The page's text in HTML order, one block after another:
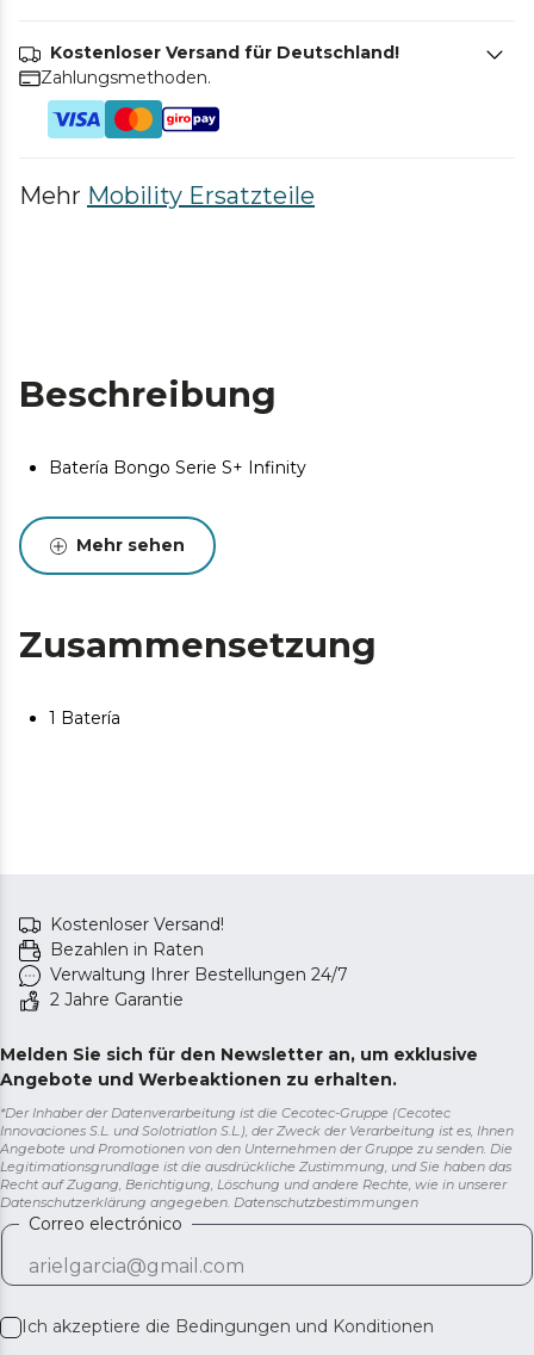
Kostenloser Versand für Deutschland!
Zahlungsmethoden.
Mehr Mobility Ersatzteile
Beschreibung
Batería Bongo Serie S+ Infinity
Mehr sehen
Zusammensetzung
1 Batería
Kostenloser Versand!
Bezahlen in Raten
Verwaltung Ihrer Bestellungen 24/7
2 Jahre Garantie
Melden Sie sich für den Newsletter an, um exklusive
Angebote und Werbeaktionen zu erhalten.
*Der Inhaber der Datenverarbeitung ist die Cecotec-Gruppe (Cecotec
Innovaciones S.L. und Solotriatlon S.L.), der Zweck der Verarbeitung ist es, Ihnen
Angebote und Promotionen von den Unternehmen der Gruppe zu senden. Die
Legitimationsgrundlage ist die ausdrückliche Zustimmung, und Sie haben das
Recht auf Zugang, Berichtigung, Löschung und andere Rechte, wie in unserer
Datenschutzerklärung angegeben. Datenschutzbestimmungen
Correo electrónico
Ich akzeptiere die Bedingungen und Konditionen